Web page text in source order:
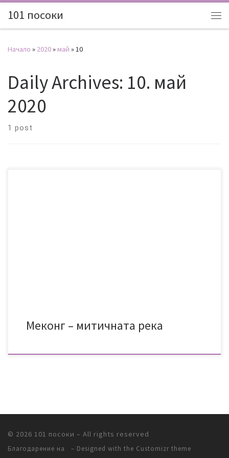
101 посоки
Начало » 2020» май »10
Daily Archives: 10. май
2020
1 post
Меконг – митичната река
© 2026 101 посоки – All rights reserved
Благодарение на – Designed with the Customizr theme